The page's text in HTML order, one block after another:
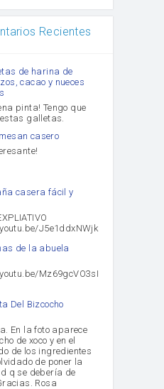
Recientes
de harina de
cacao y nueces
pinta! Tengo que
galletas.
casero
casera fácil y
J5e1ddxNWjk
de la abuela
Mz69gcVO3sI
Del Bizcocho
En la foto aparece
de xoco y en el
de los ingredientes
de poner la
q se debería de
Rosa